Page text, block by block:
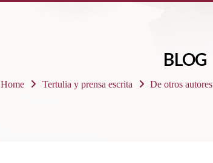
BLOG
Home Tertulia y prensa escrita De otros autores